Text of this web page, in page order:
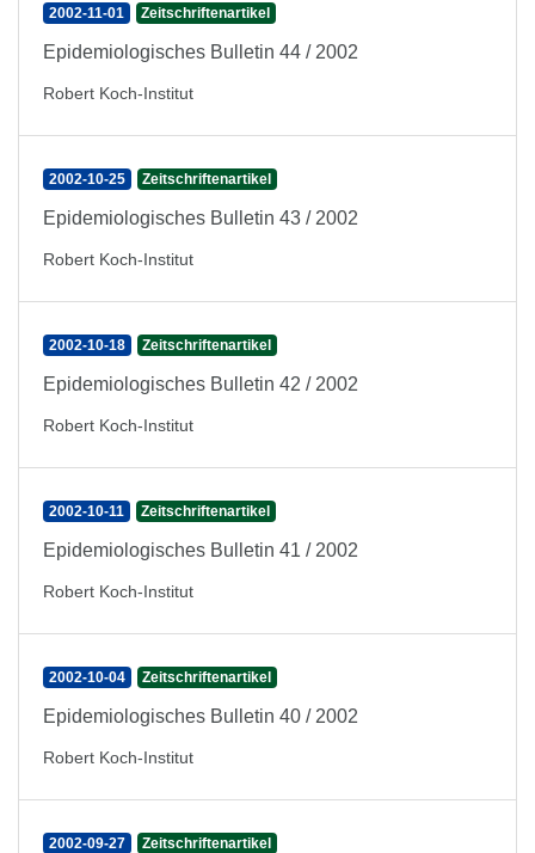
2002-11-01 Zeitschriftenartikel
Epidemiologisches Bulletin 44 / 2002
Robert Koch-Institut
2002-10-25 Zeitschriftenartikel
Epidemiologisches Bulletin 43 / 2002
Robert Koch-Institut
2002-10-18 Zeitschriftenartikel
Epidemiologisches Bulletin 42 / 2002
Robert Koch-Institut
2002-10-11 Zeitschriftenartikel
Epidemiologisches Bulletin 41 / 2002
Robert Koch-Institut
2002-10-04 Zeitschriftenartikel
Epidemiologisches Bulletin 40 / 2002
Robert Koch-Institut
2002-09-27 Zeitschriftenartikel